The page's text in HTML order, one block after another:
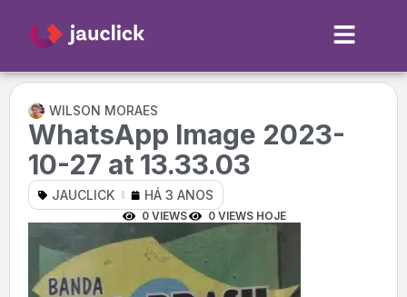
WILSON MORAES
WhatsApp Image 2023-
10-27 at 13.33.03
JAUCLICK HÁ 3 ANOS
0 VIEWS 0 VIEWS HOJE